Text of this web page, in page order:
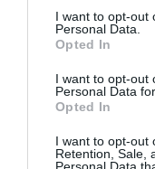
consent section.
I want to opt-out
Personal Data.
Opted In
I want to opt-out
Personal Data
Opted In
I want to opt-out
Retention, Sale,
kéthetente, rovarölő
hogy megakadályozzuk
A másik lehetőséga
fontos, mert a kártevő